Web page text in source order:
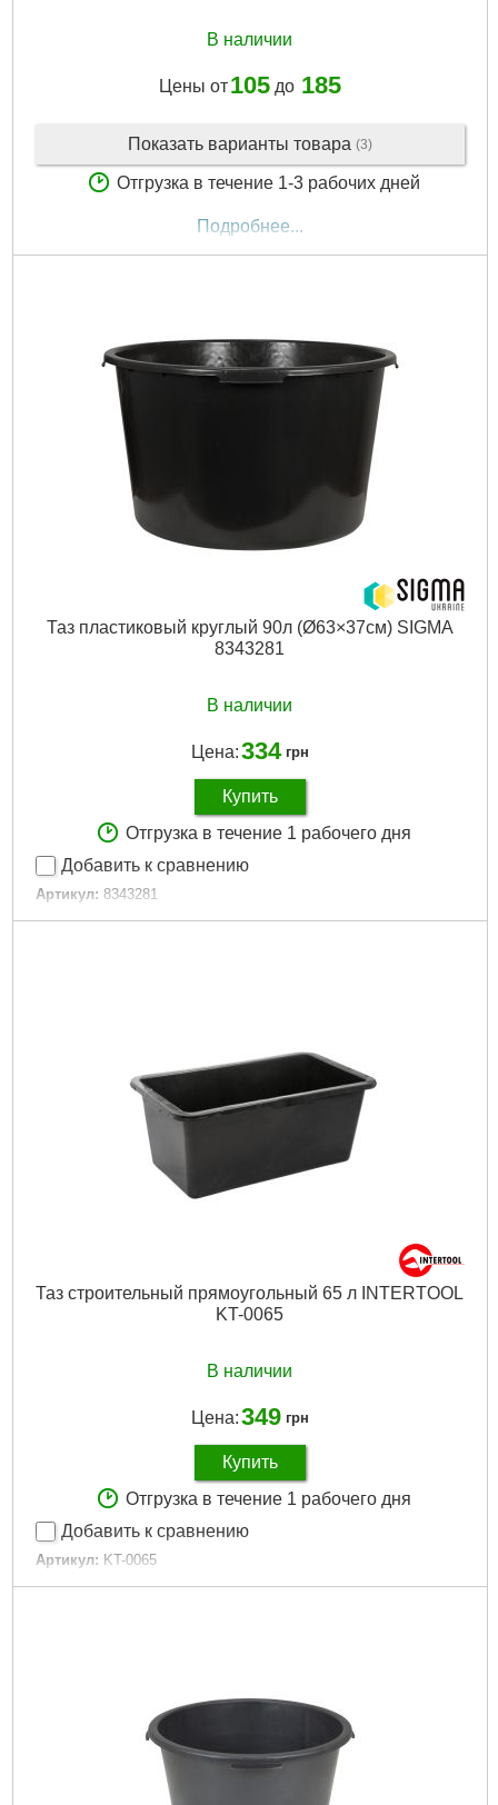
В наличии
Цены от 105до 185
Показать варианты товара (3)
Отгрузка в течение 1-3 рабочих дней
Подробнее...
Таз пластиковый круглый 90л (Ø63×37см) SIGMA
8343281
В наличии
Цена:334 грн
Купить
Отгрузка в течение 1 рабочего дня
Добавить к сравнению
Артикул: 8343281
Код товара: 28.00.44
Подробнее...
Таз строительный прямоугольный 65 л INTERTOOL
KT-0065
В наличии
Цена:349 грн
Купить
Отгрузка в течение 1 рабочего дня
Добавить к сравнению
Артикул: KT-0065
Код товара: 14.72.51
1,850 г
Подробнее...